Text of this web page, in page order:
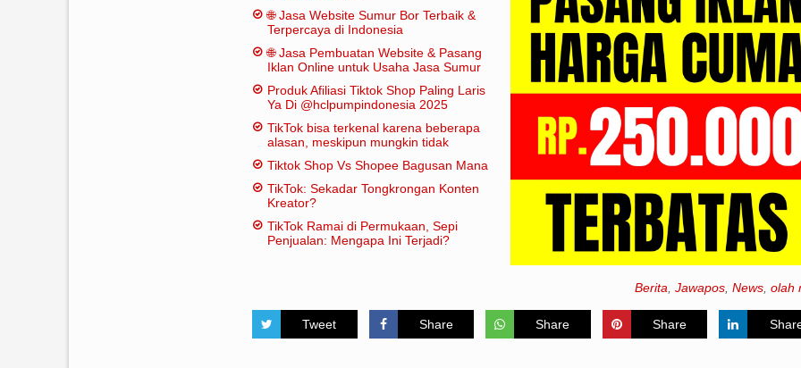
🌐 Jasa Website Sumur Bor Terbaik &
Terpercaya di Indonesia
🌐 Jasa Pembuatan Website & Pasang
Iklan Online untuk Usaha Jasa Sumur
Produk Afiliasi Tiktok Shop Paling Laris
Ya Di @hclpumpindonesia 2025
TikTok bisa terkenal karena beberapa
alasan, meskipun mungkin tidak
tradisional:
Tiktok Shop Vs Shopee Bagusan Mana
TikTok: Sekadar Tongkrongan Konten
Kreator?
TikTok Ramai di Permukaan, Sepi
Penjualan: Mengapa Ini Terjadi?
Berita Jawapos News olah
Tweet Share Share Share